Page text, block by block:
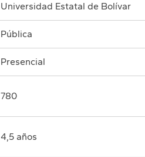
Universidad Estatal de Bolívar
Pública
Presencial
780
4,5 años